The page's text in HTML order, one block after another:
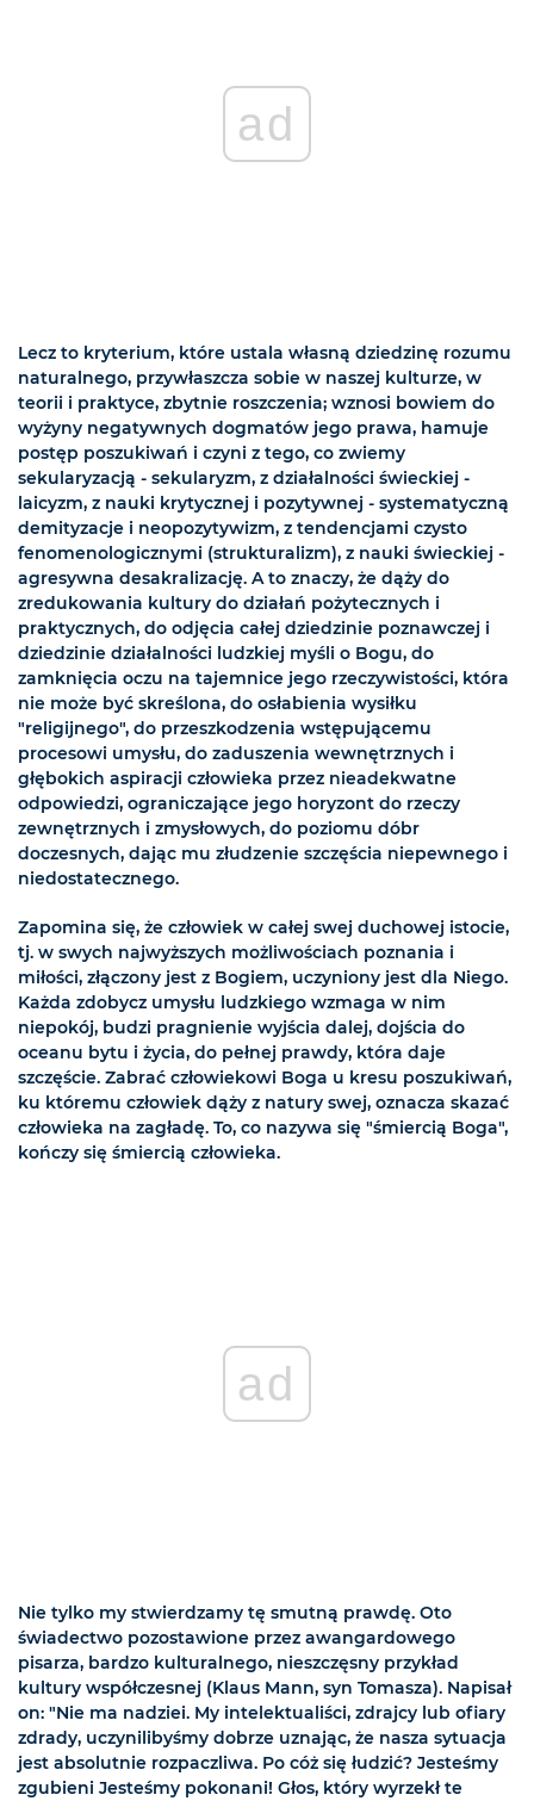
ad
Lecz to kryterium, które ustala własną dziedzinę rozumu
naturalnego, przywłaszcza sobie w naszej kulturze, w
teorii i praktyce, zbytnie roszczenia; wznosi bowiem do
wyżyny negatywnych dogmatów jego prawa, hamuje
postęp poszukiwań i czyni z tego, co zwiemy
sekularyzacją - sekularyzm, z działalności świeckiej -
laicyzm, z nauki krytycznej i pozytywnej - systematyczną
demityzacje i neopozytywizm, z tendencjami czysto
fenomenologicznymi (strukturalizm), z nauki świeckiej -
agresywna desakralizację. A to znaczy, że dąży do
zredukowania kultury do działań pożytecznych i
praktycznych, do odjęcia całej dziedzinie poznawczej i
dziedzinie działalności ludzkiej myśli o Bogu, do
zamknięcia oczu na tajemnice jego rzeczywistości, która
nie może być skreślona, do osłabienia wysiłku
"religijnego", do przeszkodzenia wstępującemu
procesowi umysłu, do zaduszenia wewnętrznych i
głębokich aspiracji człowieka przez nieadekwatne
odpowiedzi, ograniczające jego horyzont do rzeczy
zewnętrznych i zmysłowych, do poziomu dóbr
doczesnych, dając mu złudzenie szczęścia niepewnego i
niedostatecznego.
Zapomina się, że człowiek w całej swej duchowej istocie,
tj. w swych najwyższych możliwościach poznania i
miłości, złączony jest z Bogiem, uczyniony jest dla Niego.
Każda zdobycz umysłu ludzkiego wzmaga w nim
niepokój, budzi pragnienie wyjścia dalej, dojścia do
oceanu bytu i życia, do pełnej prawdy, która daje
szczęście. Zabrać człowiekowi Boga u kresu poszukiwań,
ku któremu człowiek dąży z natury swej, oznacza skazać
człowieka na zagładę. To, co nazywa się "śmiercią Boga",
kończy się śmiercią człowieka.
ad
Nie tylko my stwierdzamy tę smutną prawdę. Oto
świadectwo pozostawione przez awangardowego
pisarza, bardzo kulturalnego, nieszczęsny przykład
kultury współczesnej (Klaus Mann, syn Tomasza). Napisał
on: "Nie ma nadziei. My intelektualiści, zdrajcy lub ofiary
zdrady, uczynilibyśmy dobrze uznając, że nasza sytuacja
jest absolutnie rozpaczliwa. Po cóż się łudzić? Jesteśmy
zgubieni Jesteśmy pokonani! Głos, który wyrzekł te